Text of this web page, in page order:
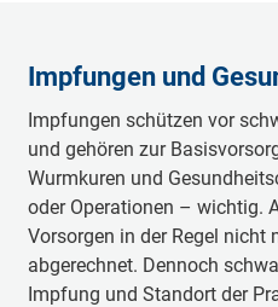
Impfungen und
Impfungen schützen vor
und gehören zur
Wurmkuren und
oder Operationen – wichtig.
Vorsorgen in der Regel nicht
abgerechnet. Dennoch
Impfung und Standort der